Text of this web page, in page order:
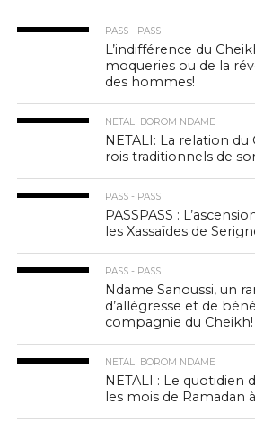
PASS - PASS
L’indifférence du
moqueries ou de la
des hommes!
NETALI BOROM NDAME
NETALI: La relation du
rois traditionnels de
PASS - PASS
PASSPASS :
les Xassaïdes de
PASS - PASS
Ndame Sanoussi, un
d’allégresse et de
compagnie du Cheikh!
NETALI BOROM NDAME
NETALI : Le quotidien
les mois de Ramadan